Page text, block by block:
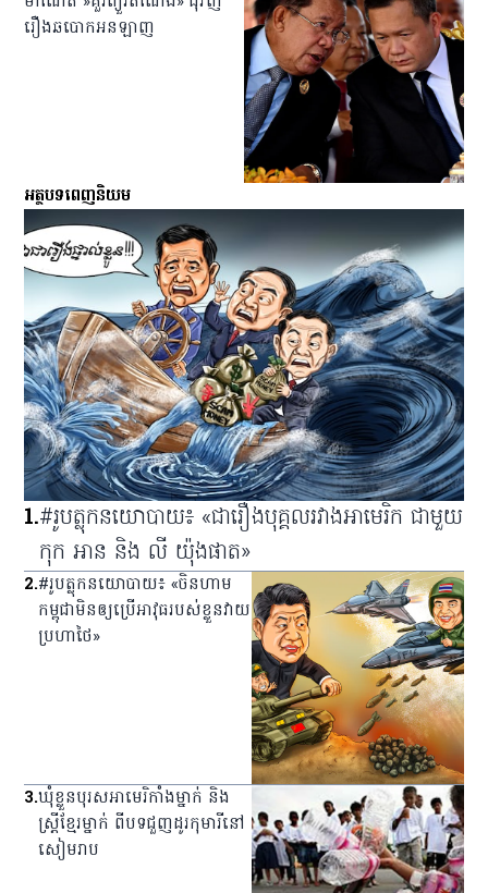
រឿងឆបោកអនឡាញ
អត្ថបទពេញនិយម
1.#រូបត្លុកនយោបាយ៖ «ជារឿងបុគ្គលរវាងអាមេរិក ជាមួយ
កុក អាន និង លី យ៉ុងផាត»
2.#រូបត្លុកនយោបាយ៖ «ចិនហាម
កម្ពុជាមិនឲ្យប្រើអាវុធរបស់ខ្លួនវាយ
ប្រហាថៃ»
3.ឃុំ​ខ្លួន​បុរស​អាមេរិកាំង​ម្នាក់ និង​
ស្ត្រី​ខ្មែរ​ម្នាក់ ពី​បទ​ជួញ​ដូរ​កុមារី​នៅ​
សៀមរាប